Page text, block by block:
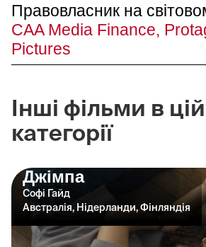
Правовласник на
CAA Media Finance,
Pictures
Інші фільми в цій
категорії
Джімпа
Софі Гайд
Австралія, Нідерланди, Фінляндія